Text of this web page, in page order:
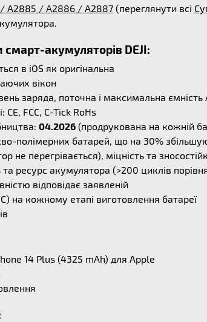
/ A2885 / A2886 / A2887 (переглянути всі
смарт-акумуляторів DEJI:
в iOS як оригінальна
вікон
заряда, поточна і максимальна ємність
CE, FCC, C-Tick RoHs
04.2026 (продрукована на кожній
полімерних батарей, що на 30%
не перегрівається), міцність та
ресурс акумулятора (>200 циклів
відповідає заявленій
на кожному етапі виготовлення батареї
14 Plus (4325 mAh) для Apple